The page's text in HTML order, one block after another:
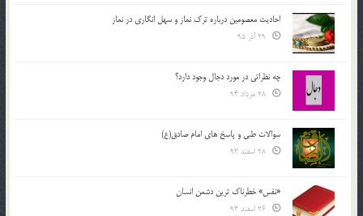
احادیث معصومین درباره ترک نماز و سهل انگاری در نماز
چه نظراتی در مورد دجال وجود دارد؟
سوالات طبی و پاسخ های امام صادق(ع)
«نفس» خطرناک ترین دشمن انسان